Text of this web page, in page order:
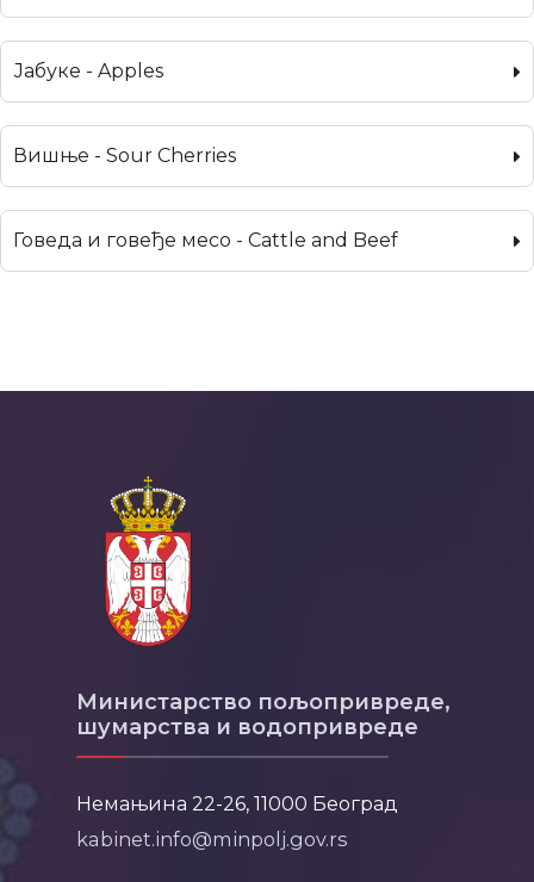
Јабуке - Apples
Вишње - Sour Cherries
Говеда и говеђе месо - Cattle and Beef
Министарство пољопривреде,
шумарства и водопривреде
Немањина 22-26, 11000 Београд
kabinet.info@minpolj.gov.rs